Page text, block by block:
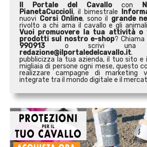
Il Portale del Cavallo con
PianetaCuccioli, il bimestrale
nuovi Corsi Online, sono il grande
rivolto a chi ama il cavallo e gli
Vuoi promuovere la tua attività o
prodotti sul nostro e-shop?
990913 o scrivi una
redazione@ilportaledelcavallo.it.
pubblicizza la tua azienda, il tuo sito
migliaia di persone ogni mese, questo
realizzare campagne di marketing
integrate tra il mondo digitale e il